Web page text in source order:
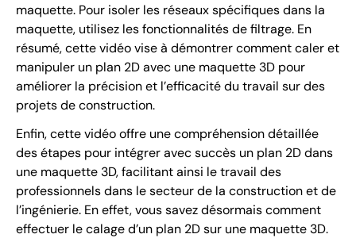
maquette. Pour isoler les réseaux spécifiques dans la
maquette, utilisez les fonctionnalités de filtrage. En
résumé, cette vidéo vise à démontrer comment caler et
manipuler un plan 2D avec une maquette 3D pour
améliorer la précision et l’efficacité du travail sur des
projets de construction.
Enfin, cette vidéo offre une compréhension détaillée
des étapes pour intégrer avec succès un plan 2D dans
une maquette 3D, facilitant ainsi le travail des
professionnels dans le secteur de la construction et de
l’ingénierie. En effet, vous savez désormais comment
effectuer le calage d’un plan 2D sur une maquette 3D.